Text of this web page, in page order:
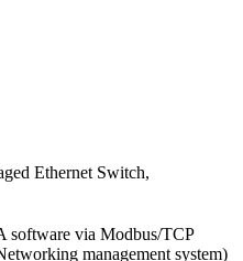
Ethernet Switch,
software via Modbus/TCP
management system)